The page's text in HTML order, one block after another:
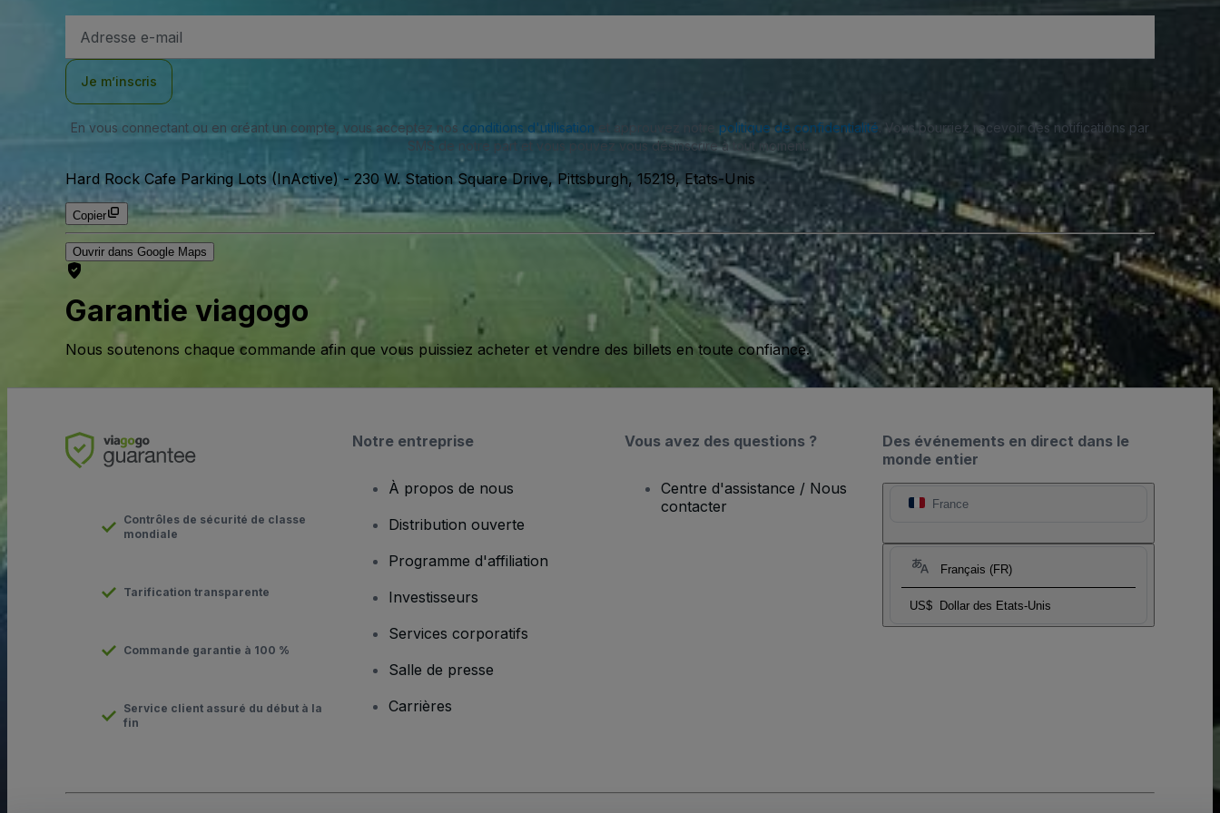
e-
Je m’inscris
En vous connectant ou en créant un compte, vous acceptez nos conditions d'utilisation et approuvez notre politique de confidentialité . Vous pourriez recevoir des notifications par
SMS de notre part et vous pouvez vous désinscrire à tout moment.
Hard Rock Cafe Parking Lots (InActive)- 230 W. Station Square Drive, Pittsburgh, 15219, Etats-Unis
Copier
Ouvrir dans Google Maps
Garantie viagogo
Nous soutenons chaque commande afin que vous puissiez acheter et vendre des billets en toute confiance.
Des événements en direct dans le
monde entier
France
Français (FR)
US$ Dollar des Etats-Unis
Contrôles de sécurité de classe
mondiale
Tarification transparente
Commande garantie à 100 %
Service client assuré du début à la
fin
Notre entreprise
À propos de nous
Distribution ouverte
Programme d'affiliation
Investisseurs
Services corporatifs
Salle de presse
Carrières
Vous avez des questions ?
Centre d'assistance / Nous
contacter